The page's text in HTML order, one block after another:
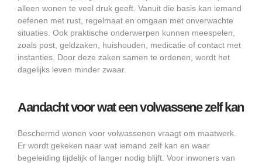
alleen wonen te veel druk geeft. Vanuit die basis kan iemand
oefenen met rust, regelmaat en omgaan met onverwachte
situaties. Ook praktische onderwerpen kunnen meespelen,
zoals post, geldzaken, huishouden, medicatie of contact met
instanties. Door deze zaken samen te ordenen, wordt het
dagelijks leven minder zwaar.
Aandacht voor wat een volwassene zelf kan
Beschermd wonen voor volwassenen vraagt om maatwerk.
Er wordt gekeken naar wat iemand zelf kan en waar
begeleiding tijdelijk of langer nodig blijft. Voor inwoners van